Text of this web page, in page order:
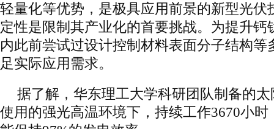
轻量化等优势，是极具应用前景的新型光伏
定性是限制其产业化的首要挑战。为提升钙
内此前尝试过设计控制材料表面分子结构等
足实际应用需求。
据了解，华东理工大学科研团队制备的
使用的强光高温环境下，持续工作3670小时